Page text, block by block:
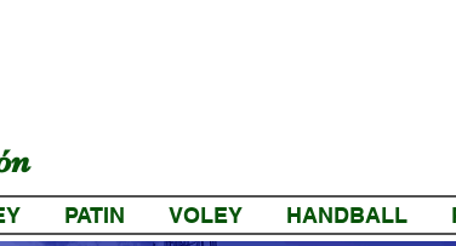
PATIN VOLEY HANDBALL